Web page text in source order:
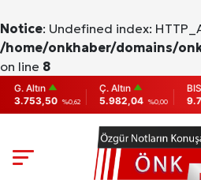
Notice: Undefined index:
/home/onkhaber/domains/
on line 8
%0,62
Ç. Altın
5.982,04 %0,00
BIST
9.775
0